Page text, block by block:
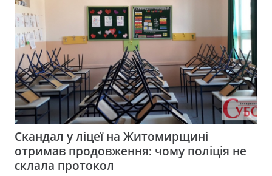
Скандал у ліцеї на Житомирщині
отримав продовження: чому поліція не
склала протокол